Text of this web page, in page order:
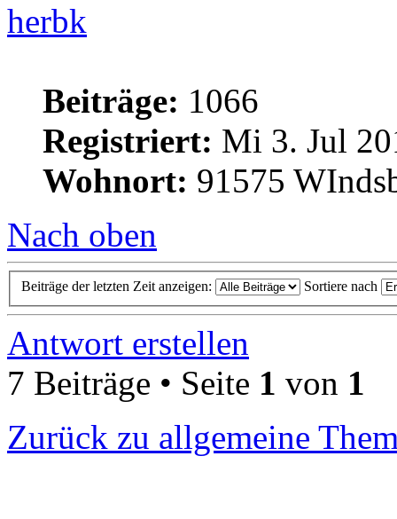
herbk
Beiträge: 1066
Registriert: Mi 3. Jul
Wohnort: 91575
Nach oben
Beiträge der letzten Zeit anzeigen: Sortiere nach
Antwort erstellen
7 Beiträge • Seite 1 von 1
Zurück zu allgemeine